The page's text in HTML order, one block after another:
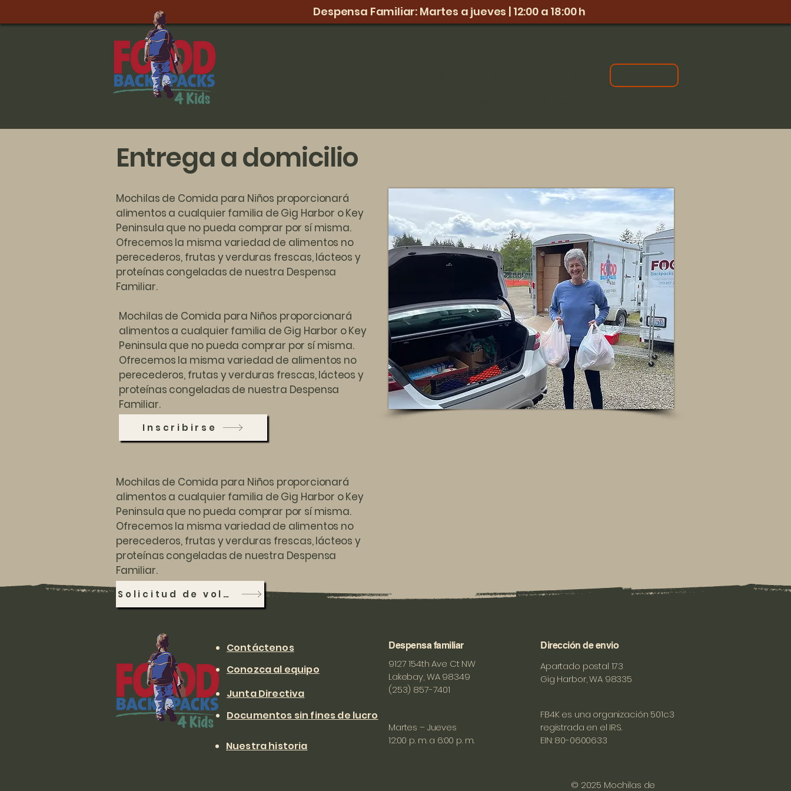
Despensa Familiar: Martes a jueves | 12:00 a 18:00 h
Entrega a domicilio
Mochilas de Comida para Niños proporcionará
alimentos a cualquier familia de Gig Harbor o Key
Peninsula que no pueda comprar por sí misma.
Ofrecemos la misma variedad de alimentos no
perecederos, frutas y verduras frescas, lácteos y
proteínas congeladas de nuestra Despensa
Familiar.
Mochilas de Comida para Niños proporcionará
alimentos a cualquier familia de Gig Harbor o Key
Peninsula que no pueda comprar por sí misma.
Ofrecemos la misma variedad de alimentos no
perecederos, frutas y verduras frescas, lácteos y
proteínas congeladas de nuestra Despensa
Familiar.
Inscribirse
Mochilas de Comida para Niños proporcionará
alimentos a cualquier familia de Gig Harbor o Key
Peninsula que no pueda comprar por sí misma.
Ofrecemos la misma variedad de alimentos no
perecederos, frutas y verduras frescas, lácteos y
proteínas congeladas de nuestra Despensa
Familiar.
Solicitud de voluntariado
Contáctenos
Conozca al equipo
Junta Directiva
Documentos sin fines de lucro
Nuestra historia
Despensa familiar
9127 154th Ave Ct NW
Lakebay, WA 98349
(253) 857-7401
Martes – Jueves
12:00 p. m. a 6:00 p. m.
Dirección de envio
Apartado postal 173
Gig Harbor, WA 98335
FB4K es una organización 501c3
registrada en el IRS.
EIN: 80-0600633
© 2025 Mochilas de